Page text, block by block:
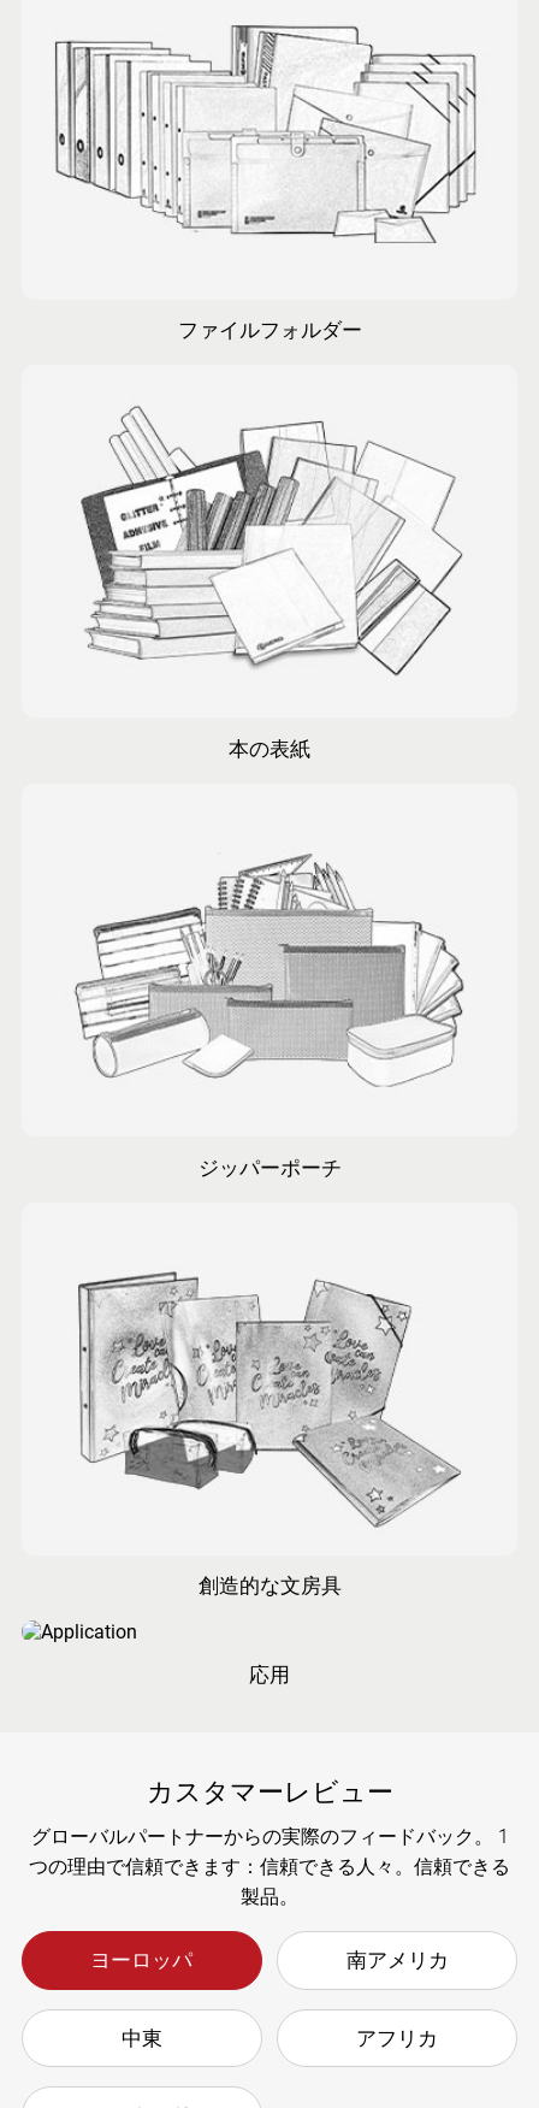
ファイルフォルダー
本の表紙
ジッパーポーチ
創造的な文房具
応用
カスタマーレビュー
グローバルパートナーからの実際のフィードバック。 1
つの理由で信頼できます：信頼できる人々。信頼できる
製品。
ヨーロッパ 南アメリカ
中東 アフリカ
顧客は、問題を処理する私たちの応答的な方法
に感銘を受けています。
コンテナを非常によく積みます
非常にスムーズなコミュニケーション
完璧なサービス